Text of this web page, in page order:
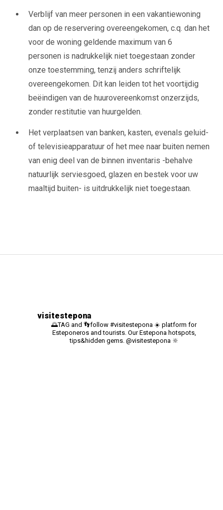
Verblijf van meer personen in een vakantiewoning
dan op de reservering overeengekomen, c.q. dan het
voor de woning geldende maximum van 6
personen is nadrukkelijk niet toegestaan zonder
onze toestemming, tenzij anders schriftelijk
overeengekomen. Dit kan leiden tot het voortijdig
beëindigen van de huurovereenkomst onzerzijds,
zonder restitutie van huurgelden.
Het verplaatsen van banken, kasten, evenals geluid-
of televisieapparatuur of het mee naar buiten nemen
van enig deel van de binnen inventaris -behalve
natuurlijk serviesgoed, glazen en bestek voor uw
maaltijd buiten- is uitdrukkelijk niet toegestaan.
visitestepona
🌅TAG and 👣follow #visitestepona ☀️ platform for
Esteponeros and tourists. Our Estepona hotspots,
tips&hidden gems. @visitestepona 🔆